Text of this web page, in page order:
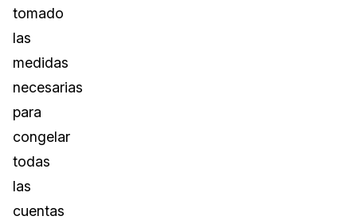
tomado
las
medidas
necesarias
para
congelar
todas
las
cuentas